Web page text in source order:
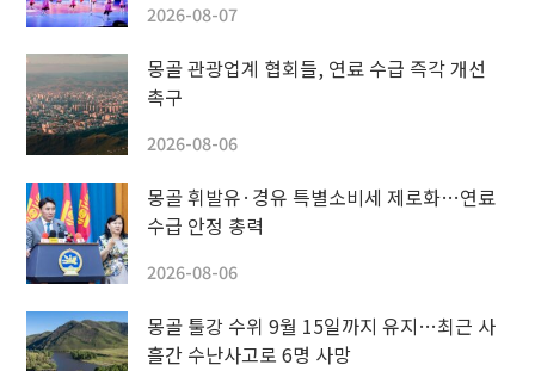
2026-08-07
몽골 관광업계 협회들, 연료 수급 즉각 개선
촉구
2026-08-06
몽골 휘발유·경유 특별소비세 제로화…연료
수급 안정 총력
2026-08-06
몽골 툴강 수위 9월 15일까지 유지…최근 사
흘간 수난사고로 6명 사망